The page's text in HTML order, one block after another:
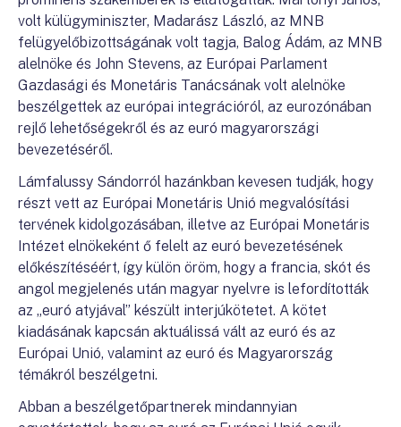
volt külügyminiszter, Madarász László, az MNB
felügyelőbizottságának volt tagja, Balog Ádám, az MNB
alelnöke és John Stevens, az Európai Parlament
Gazdasági és Monetáris Tanácsának volt alelnöke
beszélgettek az európai integrációról, az eurozónában
rejlő lehetőségekről és az euró magyarországi
bevezetéséről.
Lámfalussy Sándorról hazánkban kevesen tudják, hogy
részt vett az Európai Monetáris Unió megvalósítási
tervének kidolgozásában, illetve az Európai Monetáris
Intézet elnökeként ő felelt az euró bevezetésének
előkészítéséért, így külön öröm, hogy a francia, skót és
angol megjelenés után magyar nyelvre is lefordították
az „euró atyjával” készült interjúkötetet. A kötet
kiadásának kapcsán aktuálissá vált az euró és az
Európai Unió, valamint az euró és Magyarország
témákról beszélgetni.
Abban a beszélgetőpartnerek mindannyian